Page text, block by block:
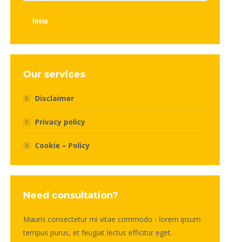
Invia
Our services
Disclaimer
Privacy policy
Cookie – Policy
Need consultation?
Mauris consectetur mi vitae commodo - lorem ipsum
tempus purus, et feugiat lectus efficitur eget.